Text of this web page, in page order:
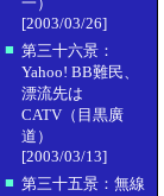
[2003/03/26]
■ 第三十六景：
Yahoo! BB難民、
漂流先は
CATV（目黒廣
道）
[2003/03/13]
■ 第三十五景：無線